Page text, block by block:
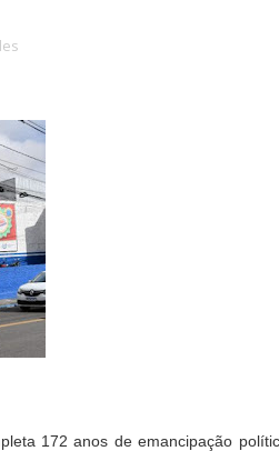
172 anos de emancipação